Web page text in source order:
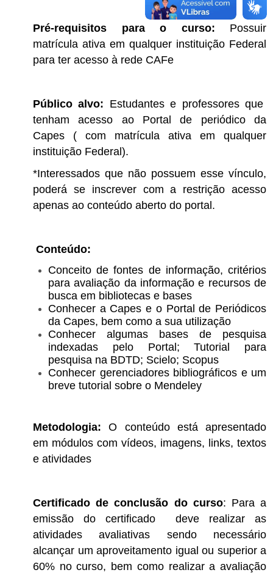
Pré-requisitos para o curso: Possuir
matrícula ativa em qualquer instituição Federal
para ter acesso à rede CAFe
Público alvo: Estudantes e professores que
tenham acesso ao Portal de periódico da
Capes ( com matrícula ativa em qualquer
instituição Federal).
*Interessados que não possuem esse vínculo,
poderá se inscrever com a restrição acesso
apenas ao conteúdo aberto do portal.
Conteúdo:
Conceito de fontes de informação, critérios
para avaliação da informação e recursos de
busca em bibliotecas e bases
Conhecer a Capes e o Portal de Periódicos
da Capes, bem como a sua utilização
Conhecer algumas bases de pesquisa
indexadas pelo Portal; Tutorial para
pesquisa na BDTD; Scielo; Scopus
Conhecer gerenciadores bibliográficos e um
breve tutorial sobre o Mendeley
Metodologia: O conteúdo está apresentado
em módulos com vídeos, imagens, links, textos
e atividades
Certificado de conclusão do curso: Para a
emissão do certificado deve realizar as
atividades avaliativas sendo necessário
alcançar um aproveitamento igual ou superior a
60% no curso, bem como realizar a avaliação